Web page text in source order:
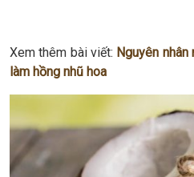
Xem thêm bài viết: Nguyên nhân
làm hồng nhũ hoa